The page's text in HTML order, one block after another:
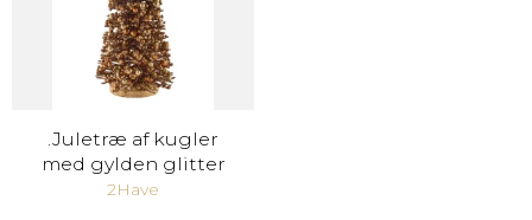
.Juletræ af kugler
med gylden glitter
2Have